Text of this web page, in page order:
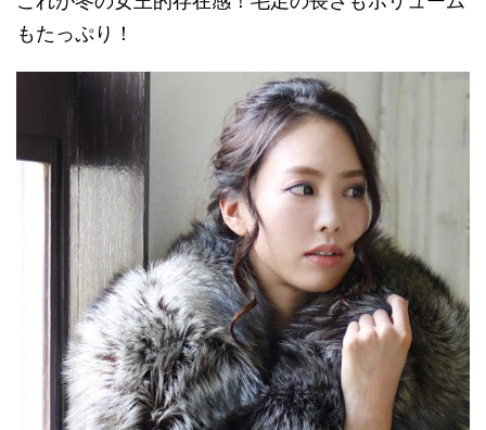
もたっぷり！